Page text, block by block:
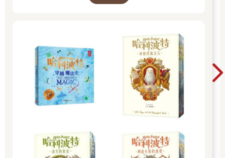
了幾個按鈕，看看螢幕上的數字大聲笑著說：「不行，不行。要
是我說出我的真實年齡，打死你也不會相信的。」
天色全黑了，一輪美麗的圓月照亮了大海和沙灘。這個不知哪裡
來的奇怪小孩帶來的謎團讓我困惑不已。
我仔細看看他的臉，他看起來不會超過八歲。可是他會開飛機，
剛才又暗示說，他的年齡比我以為的要大很多－－他不會是侏儒
這時，他不經意地脫口而出：「有人相信外星人是存在的。」